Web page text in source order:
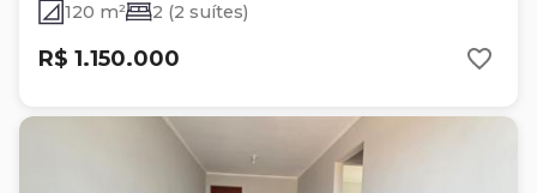
120 m² 2 (2 suítes)
R$ 1.150.000